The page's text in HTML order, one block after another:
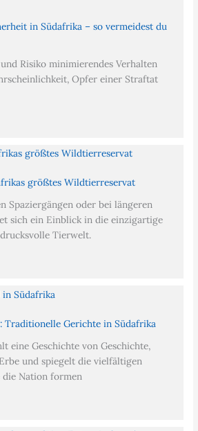
in Südafrika – so vermeidest du
Risiko minimierendes Verhalten
Opfer einer Straftat
größtes Wildtierreservat
Spaziergängen oder bei längeren
sich ein Einblick in die einzigartige
Tierwelt.
Traditionelle Gerichte in Südafrika
eine Geschichte von Geschichte,
und spiegelt die vielfältigen
die Nation formen